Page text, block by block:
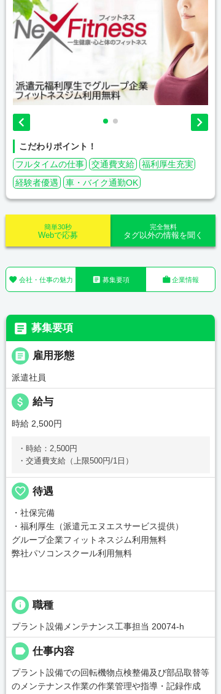
 
こだわりポイント！
フルタイムの仕事
交通費支給
福利厚生充実
経験者優遇
車・バイク通勤OK
完全無料
タグ以外の情報を聞く
簡単30秒
Webで応募
 会社・仕事の魅力  募集要項 企業情報
 募集要項
 雇用形態
派遣社員
attach_money 給与
時給 2,500円
・時給：2,500円
・交通費支給（上限500円/1日）
favorite_border 待遇
・社保完備
・福利厚生（派遣元エヌエスサービス提供）
グループ企業フィットネスジム利用無料
弊社パソコンスクール利用無料
info 職種
プラント設備メンテナンス工事担当 20074-h
label 仕事内容
プラント設備での回転機物点検整備及び部品取替等
のメンテナンス作業の作業管理や指導・記録作成